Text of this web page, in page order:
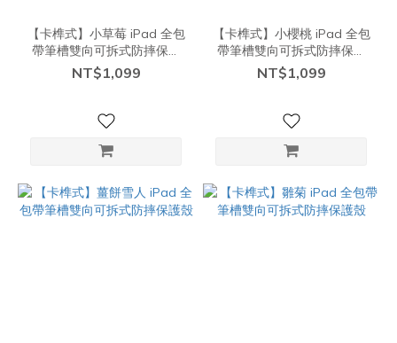
【卡榫式】小草莓 iPad 全包
帶筆槽雙向可拆式防摔保護
殼
NT$1,099
【卡榫式】小櫻桃 iPad 全包
帶筆槽雙向可拆式防摔保護
殼
NT$1,099